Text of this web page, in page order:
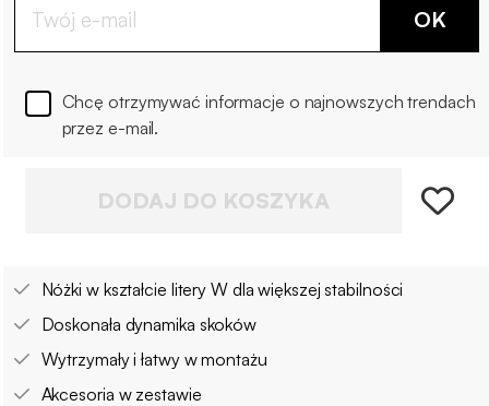
OK
Chcę otrzymywać informacje o najnowszych trendach
przez e-mail.
DODAJ DO KOSZYKA
Nóżki w kształcie litery W dla większej stabilności
Doskonała dynamika skoków
Wytrzymały i łatwy w montażu
Akcesoria w zestawie